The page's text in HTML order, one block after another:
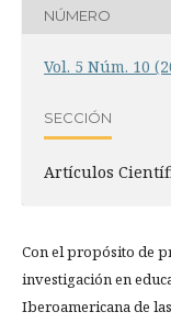
NÚMERO
Vol. 5 Núm. 10
SECCIÓN
Artículos
Con el propósito de
investigación en
Iberoamericana de